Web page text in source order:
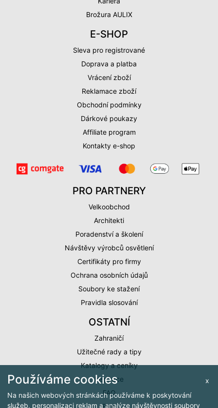
Brožura AULIX
E-SHOP
Sleva pro registrované
Doprava a platba
Vrácení zboží
Reklamace zboží
Obchodní podmínky
Dárkové poukazy
Affiliate program
Kontakty e-shop
PRO PARTNERY
Velkoobchod
Architekti
Poradenství a školení
Návštěvy výrobců osvětlení
Certifikáty pro firmy
Ochrana osobních údajů
Soubory ke stažení
Pravidla slosování
OSTATNÍ
Zahraničí
Užitečné rady a tipy
Katalogy a ceníky
Inspirace
FAQ
Blog
x
Používáme cookies
Na našich webových stránkách používáme k poskytování
služeb, personalizaci reklam a analýze návštěvnosti soubory